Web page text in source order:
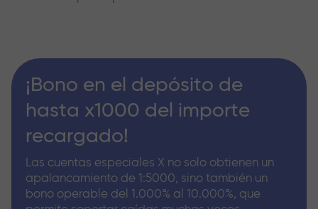
¡Bono en el depósito de
hasta x1000 del importe
recargado!
Las cuentas especiales X no solo obtienen un
apalancamiento de 1:5000, sino también un
bono operable del 1.000% al 10.000%, que